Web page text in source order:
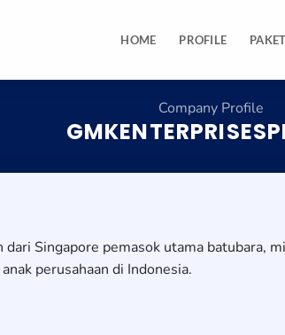
HOME PROFILE
Company Profile
dari Singapore pemasok utama batubara,
perusahaan di Indonesia.